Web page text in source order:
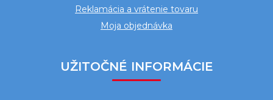
Reklamácia a vrátenie tovaru
Moja objednávka
UŽITOČNÉ INFORMÁCIE